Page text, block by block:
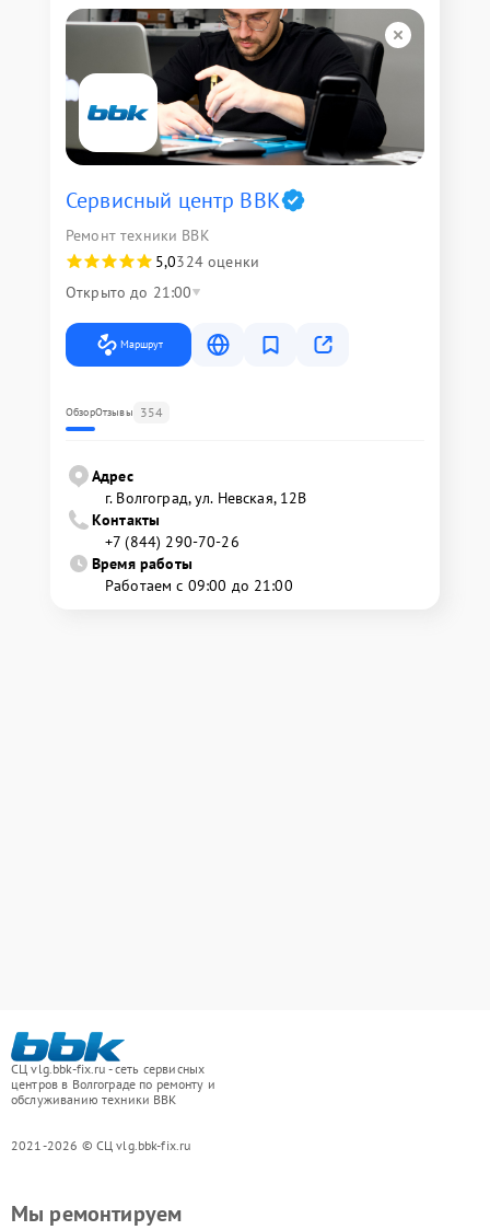
Сервисный центр BBK
Ремонт техники BBK
5,0324 оценки
Открыто до 21:00
Маршрут
ОбзорОтзывы 354
Адрес
г. Волгоград, ул. Невская, 12В
Контакты
+7 (844) 290-70-26
Время работы
Работаем с 09:00 до 21:00
СЦ vlg.bbk-fix.ru - сеть сервисных
центров в Волгограде по ремонту и
обслуживанию техники BBK
2021-2026 © СЦ vlg.bbk-fix.ru
Мы ремонтируем